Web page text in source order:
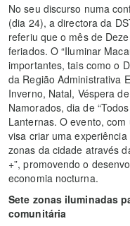
No seu discurso numa
(dia 24), a directora da
referiu que o mês de
feriados. O “Iluminar
importantes, tais como o
da Região Administrativa
Inverno, Natal, Véspera
Namorados, dia de
Lanternas. O evento,
visa criar uma
zonas da cidade através
+”, promovendo o
economia nocturna.
Sete zonas iluminadas
comunitária